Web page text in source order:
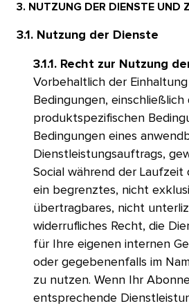
3. NUTZUNG DER DIENSTE UND
3.1. Nutzung der Dienste​​
3.1.1. Recht zur Nutzung
Vorbehaltlich der
Bedingungen,
produktspezifischen
Bedingungen eines
Dienstleistungsauftrags,
Social während der Laufzeit
ein begrenztes, nicht
übertragbares, nicht
widerrufliches Recht, die
für Ihre eigenen internen
oder gegebenenfalls im
zu nutzen. Wenn Ihr
entsprechende